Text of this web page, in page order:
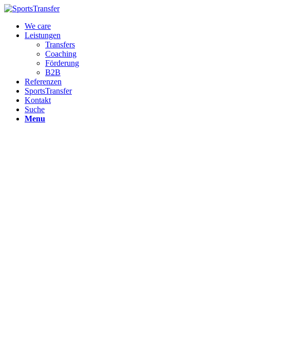
We care
Leistungen
Transfers
Coaching
Förderung
B2B
Referenzen
SportsTransfer
Kontakt
Suche
Menu